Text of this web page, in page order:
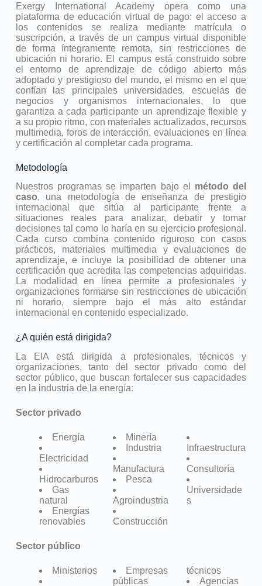
Exergy International Academy opera como una
plataforma de educación virtual de pago: el acceso a
los contenidos se realiza mediante matrícula o
suscripción, a través de un campus virtual disponible
de forma íntegramente remota, sin restricciones de
ubicación ni horario. El campus está construido sobre
el entorno de aprendizaje de código abierto más
adoptado y prestigioso del mundo, el mismo en el que
confían las principales universidades, escuelas de
negocios y organismos internacionales, lo que
garantiza a cada participante un aprendizaje flexible y
a su propio ritmo, con materiales actualizados, recursos
multimedia, foros de interacción, evaluaciones en línea
y certificación al completar cada programa.
Metodología
Nuestros programas se imparten bajo el método del
caso, una metodología de enseñanza de prestigio
internacional que sitúa al participante frente a
situaciones reales para analizar, debatir y tomar
decisiones tal como lo haría en su ejercicio profesional.
Cada curso combina contenido riguroso con casos
prácticos, materiales multimedia y evaluaciones de
aprendizaje, e incluye la posibilidad de obtener una
certificación que acredita las competencias adquiridas.
La modalidad en línea permite a profesionales y
organizaciones formarse sin restricciones de ubicación
ni horario, siempre bajo el más alto estándar
internacional en contenido especializado.
¿A quién está dirigida?
La EIA está dirigida a profesionales, técnicos y
organizaciones, tanto del sector privado como del
sector público, que buscan fortalecer sus capacidades
en la industria de la energía:
Sector privado
Energía
Electricidad
Hidrocarburos
Gas
natural
Energías
renovables
Minería
Industria
Manufactura
Pesca
Agroindustria
Construcción
Infraestructura
Consultoría
Universidade
s
Sector público
Ministerios
Empresas
públicas
técnicos
Agencias